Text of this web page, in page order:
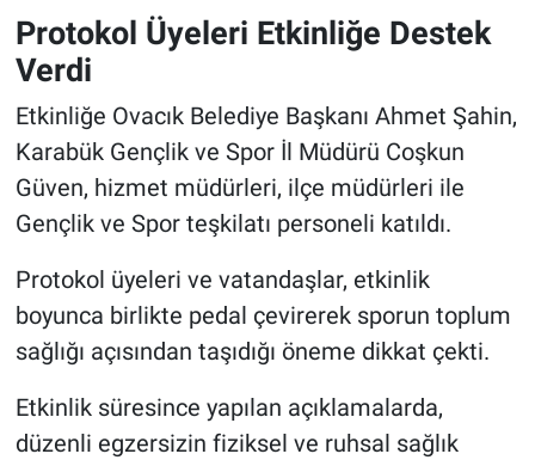
Protokol Üyeleri Etkinliğe Destek
Verdi
Etkinliğe Ovacık Belediye Başkanı Ahmet Şahin,
Karabük Gençlik ve Spor İl Müdürü Coşkun
Güven, hizmet müdürleri, ilçe müdürleri ile
Gençlik ve Spor teşkilatı personeli katıldı.
Protokol üyeleri ve vatandaşlar, etkinlik
boyunca birlikte pedal çevirerek sporun toplum
sağlığı açısından taşıdığı öneme dikkat çekti.
Etkinlik süresince yapılan açıklamalarda,
düzenli egzersizin fiziksel ve ruhsal sağlık